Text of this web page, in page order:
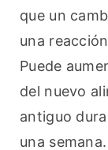
que un
una
Puede
del nuevo
antiguo
una semana.